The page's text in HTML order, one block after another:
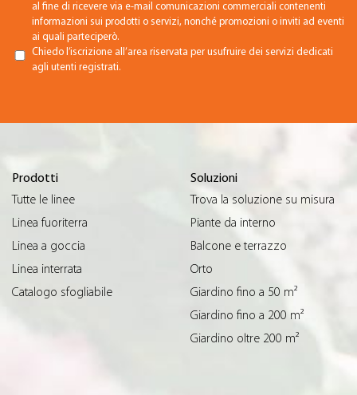
al fine di ricevere via e-mail comunicazioni commerciali contenenti
informazioni sui prodotti o servizi, nonché promozioni o inviti ad eventi
ai quali parteciperò.
Chiedo l’iscrizione all’area riservata per usufruire dei servizi dedicati
agli utenti registrati.
Prodotti
Tutte le linee
Linea fuoriterra
Linea a goccia
Linea interrata
Catalogo sfogliabile
Soluzioni
Trova la soluzione su misura
Piante da interno
Balcone e terrazzo
Orto
Giardino fino a 50 m²
Giardino fino a 200 m²
Giardino oltre 200 m²